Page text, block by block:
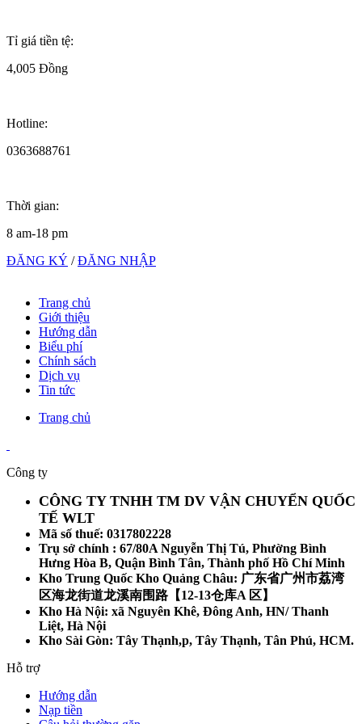
Tỉ giá tiền tệ:
4,005 Đồng
Hotline:
0363688761
Thời gian:
8 am-18 pm
ĐĂNG KÝ /ĐĂNG NHẬP
Trang chủ
Giới thiệu
Hướng dẫn
Biểu phí
Chính sách
Dịch vụ
Tin tức
Trang chủ
Công ty
CÔNG TY TNHH TM DV VẬN CHUYỂN QUỐC
TẾ WLT
Mã số thuế: 0317802228
Trụ sở chính : 67/80A Nguyễn Thị Tú, Phường Bình
Hưng Hòa B, Quận Bình Tân, Thành phố Hồ Chí Minh
Kho Trung Quốc Kho Quảng Châu: 广东省广州市荔湾
区海龙街道龙溪南围路【12-13仓库A 区】
Kho Hà Nội: xã Nguyên Khê, Đông Anh, HN/ Thanh
Liệt, Hà Nội
Kho Sài Gòn: Tây Thạnh,p, Tây Thạnh, Tân Phú, HCM.
Hỗ trợ
Hướng dẫn
Nạp tiền